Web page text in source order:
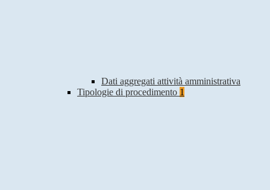
Dati aggregati attività amministrativa
Tipologie di procedimento 1